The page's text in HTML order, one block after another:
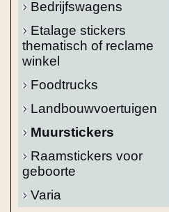
Bedrijfswagens
Etalage stickers
thematisch of reclame
winkel
Foodtrucks
Landbouwvoertuigen
Muurstickers
Raamstickers voor
geboorte
Varia